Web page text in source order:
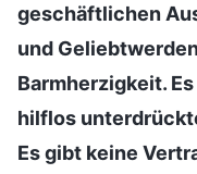
geschäftlichen
und
Barmherzigkeit.
hilflos
Es gibt keine